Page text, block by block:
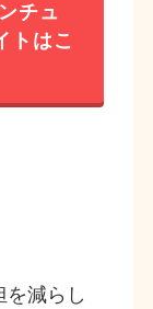
チュ
トはこ
を減らし